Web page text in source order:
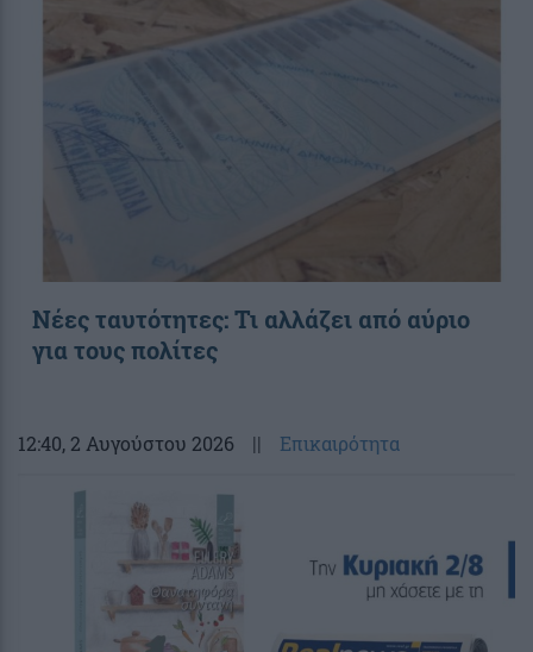
Νέες ταυτότητες: Τι αλλάζει από αύριο
για τους πολίτες
12:40, 2 Αυγούστου 2026 || Επικαιρότητα